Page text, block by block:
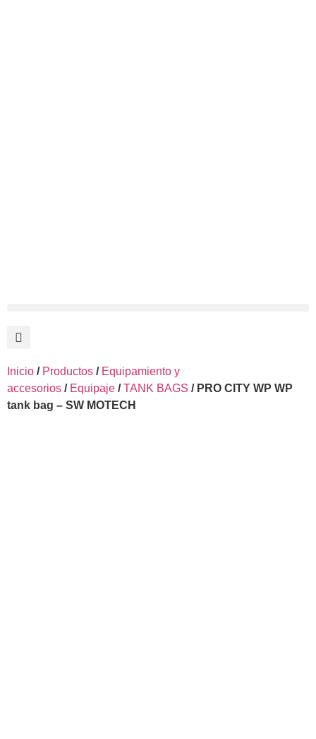
Inicio / Productos / Equipamiento y
accesorios / Equipaje /TANK BAGS / PRO CITY WP WP
tank bag – SW MOTECH